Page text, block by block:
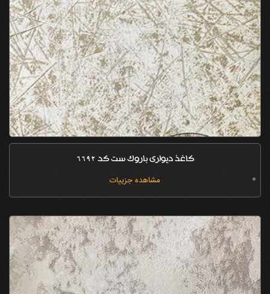
کاغذ دیواری باروک ست کد 6692
مشاهده جزییات